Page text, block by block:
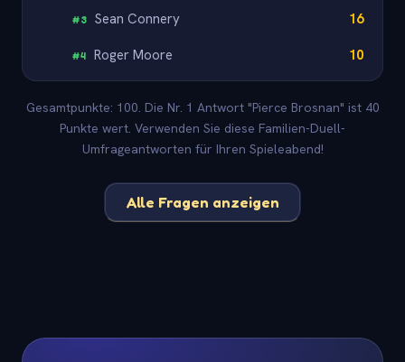
#3 Sean Connery 16
#4 Roger Moore 10
Gesamtpunkte: 100. Die Nr. 1 Antwort "Pierce Brosnan" ist 40
Punkte wert. Verwenden Sie diese Familien-Duell-
Umfrageantworten für Ihren Spieleabend!
Alle Fragen anzeigen